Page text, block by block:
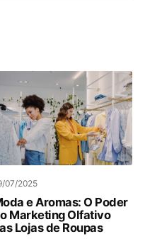
07/2025
e Aromas: O Poder
Marketing Olfativo
Lojas de Roupas